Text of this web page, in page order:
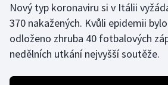
Motorsport
Olympijské hry
Parasport
Nový typ koronaviru si v Itálii
370 nakažených. Kvůli epidemii
odloženo zhruba 40 fotbalových
nedělních utkání nejvyšší soutěže.